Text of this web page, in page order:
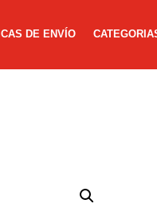
DE ENVÍO